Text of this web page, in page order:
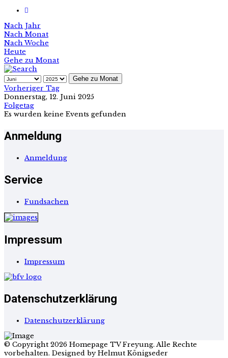
Nach Jahr
Nach Monat
Nach Woche
Heute
Gehe zu Monat
Gehe zu Monat
Vorheriger Tag
Donnerstag, 12. Juni 2025
Folgetag
Es wurden keine Events gefunden
Anmeldung
Anmeldung
Service
Fundsachen
Impressum
Impressum
Datenschutzerklärung
Datenschutzerklärung
© Copyright 2026 Homepage TV Freyung. Alle Rechte
vorbehalten. Designed by Helmut Königseder